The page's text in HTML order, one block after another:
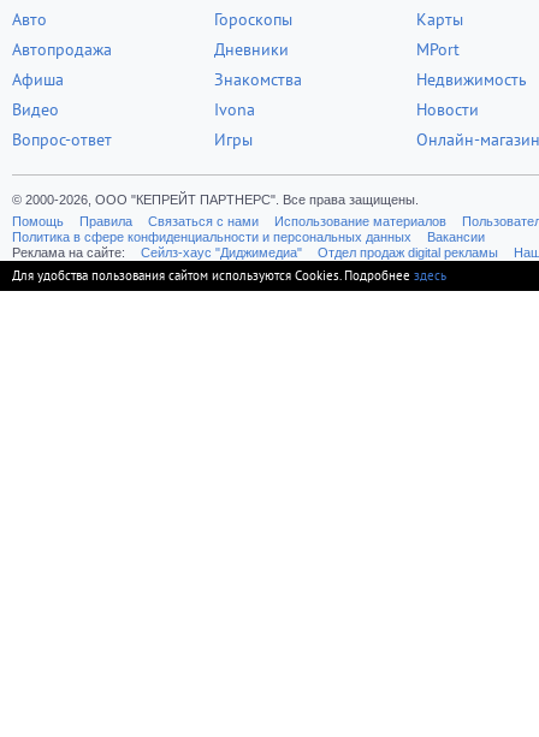
Авто
Автопродажа
Афиша
Видео
Вопрос-ответ
Гороскопы
Дневники
Знакомства
Ivona
Игры
Карты
MPort
Недвижимость
Новости
Онлайн-магазин
© 2000-2026, ООО "КЕПРЕЙТ ПАРТНЕРС". Все права защищены.
Помощь
Правила Связаться с нами Использование материалов
Политика в сфере конфиденциальности и персональных данных
Вакансии
Реклама на сайте:
Cейлз-хаус "Диджимедиа" Отдел продаж digital рекламы
Для удобства пользования сайтом используются Cookies. Подробнее здесь